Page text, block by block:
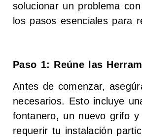
solucionar un problema
los pasos esenciales para
Paso 1: Reúne las
Antes de comenzar,
necesarios. Esto incluye
fontanero, un nuevo grifo
requerir tu instalación